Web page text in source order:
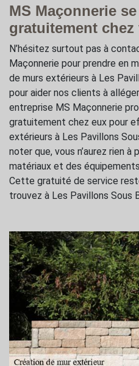
MS Maçonnerie
gratuitement chez
N’hésitez surtout pas à
Maçonnerie pour prendre en
de murs extérieurs à Les
pour aider nos clients à
entreprise MS Maçonnerie
gratuitement chez eux pour
extérieurs à Les Pavillons
noter que, vous n’aurez rien
matériaux et des
Cette gratuité de service
trouvez à Les Pavillons Sous